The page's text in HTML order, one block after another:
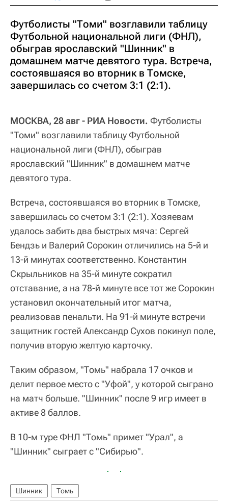
Футболисты "Томи" возглавили таблицу
Футбольной национальной лиги (ФНЛ),
обыграв ярославский "Шинник" в
домашнем матче девятого тура. Встреча,
состоявшаяся во вторник в Томске,
завершилась со счетом 3:1 (2:1).
МОСКВА, 28 авг - РИА Новости. Футболисты
"Томи" возглавили таблицу Футбольной
национальной лиги (ФНЛ), обыграв
ярославский "Шинник" в домашнем матче
девятого тура.
Встреча, состоявшаяся во вторник в Томске,
завершилась со счетом 3:1 (2:1). Хозяевам
удалось забить два быстрых мяча: Сергей
Бендзь и Валерий Сорокин отличились на 5-й и
13-й минутах соответственно. Константин
Скрыльников на 35-й минуте сократил
отставание, а на 78-й минуте все тот же Сорокин
установил окончательный итог матча,
реализовав пенальти. На 91-й минуте встречи
защитник гостей Александр Сухов покинул поле,
получив вторую желтую карточку.
Таким образом, "Томь" набрала 17 очков и
делит первое место с "Уфой", у которой сыграно
на матч больше. "Шинник" после 9 игр имеет в
активе 8 баллов.
В 10-м туре ФНЛ "Томь" примет "Урал", а
"Шинник" сыграет с "Сибирью".
Шинник Томь